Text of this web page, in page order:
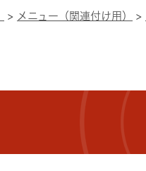
> メニュー（関連付け用） >